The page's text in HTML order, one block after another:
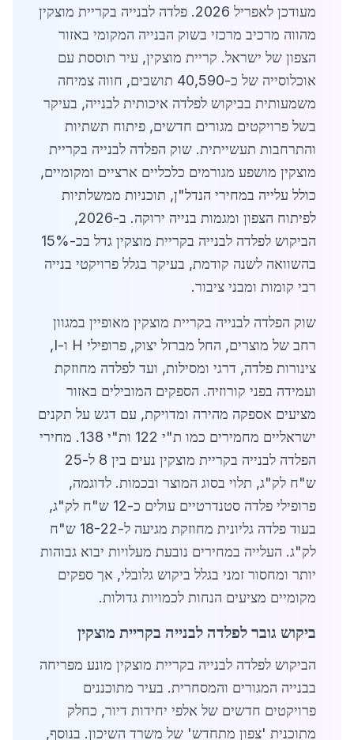
מעודכן לאפריל 2026. פלדה לבנייה בקריית מוצקין
מהווה מרכיב מרכזי בשוק הבנייה המקומי באזור
הצפון של ישראל. קריית מוצקין, עיר תוססת עם
אוכלוסייה של כ-40,590 תושבים, חווה צמיחה
משמעותית בביקוש לפלדה איכותית לבנייה, בעיקר
בשל פרויקטים מגורים חדשים, פיתוח תשתיות
והתרחבות תעשייתית. שוק הפלדה לבנייה בקריית
מוצקין מושפע מגורמים כלכליים ארציים ומקומיים,
כולל עלייה במחירי הנדל"ן, תוכניות ממשלתיות
לפיתוח הצפון ומגמות בנייה ירוקה. ב-2026,
הביקוש לפלדה לבנייה בקריית מוצקין גדל בכ-15%
בהשוואה לשנה קודמת, בעיקר בגלל פרויקטי בנייה
רבי קומות ומבני ציבור.
שוק הפלדה לבנייה בקריית מוצקין מאופיין במגוון
רחב של מוצרים, החל מברזל יצוק, פרופילי H ו-I,
צינורות פלדה, דרגי ומסילות, ועד לפלדה מחוזקת
ועמידה בפני קורוזיה. הספקים המובילים באזור
מציעים אספקה מהירה ומדויקת, עם דגש על תקנים
ישראליים מחמירים כמו ת"י 122 ות"י 138. מחירי
הפלדה לבנייה בקריית מוצקין נעים בין 8 ל-25
ש"ח לק"ג, תלוי בסוג המוצר ובכמות. לדוגמה,
פרופילי פלדה סטנדרטיים עולים כ-12 ש"ח לק"ג,
בעוד פלדה גליונית מחוזקת מגיעה ל-18-22 ש"ח
לק"ג. העלייה במחירים נובעת מעלויות יבוא גבוהות
יותר ומחסור זמני בגלל ביקוש גלובלי, אך ספקים
מקומיים מציעים הנחות לכמויות גדולות.
ביקוש גובר לפלדה לבנייה בקריית מוצקין
הביקוש לפלדה לבנייה בקריית מוצקין מונע מפריחה
בבנייה המגורים והמסחרית. בעיר מתוכננים
פרויקטים חדשים של אלפי יחידות דיור, כחלק
מתוכנית 'צפון מתחדש' של משרד השיכון. בנוסף,